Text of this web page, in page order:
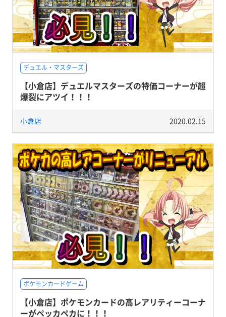
デュエル・マスターズ
【小倉店】デュエルマスターズの特価コーナーが超
爆裂にアツイ！！！
小倉店 2020.02.15
ポケモンカードゲーム
【小倉店】ポケモンカードの高レアリティーコーナ
ーがペッカペカに！！！